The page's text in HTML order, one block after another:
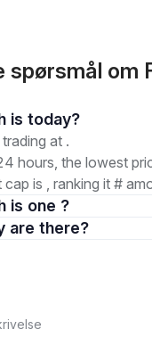
om
1. How much is today?
at .
hours, the lowest
cap is , ranking it #
is one ?
3. How many are there?